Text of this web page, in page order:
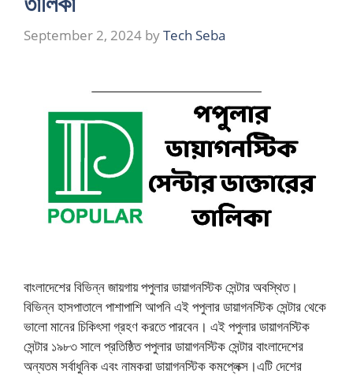
September 2, 2024 byTech Seba
বাংলাদেশের বিভিন্ন জায়গায় পপুলার ডায়াগনস্টিক সেন্টার অবস্থিত।
বিভিন্ন হাসপাতালে পাশাপাশি আপনি এই পপুলার ডায়াগনস্টিক সেন্টার থেকে
ভালো মানের চিকিৎসা গ্রহণ করতে পারবেন। এই পপুলার ডায়াগনস্টিক
সেন্টার ১৯৮৩ সালে প্রতিষ্ঠিত পপুলার ডায়াগনস্টিক সেন্টার বাংলাদেশের
অন্যতম সর্বাধুনিক এবং নামকরা ডায়াগনস্টিক কমপ্লেক্স।এটি দেশের